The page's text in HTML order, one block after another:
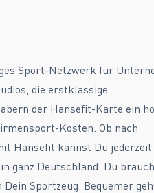
Sport-Netzwerk für
die erstklassige
der Hansefit-Karte ein
Kosten. Ob nach
Hansefit kannst Du jederzeit
ganz Deutschland. Du
Sportzeug. Bequemer